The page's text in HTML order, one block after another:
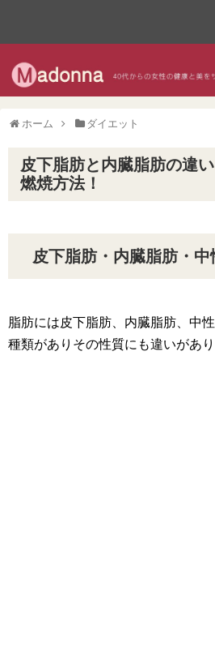
ホーム ダイエット
皮下脂肪と内臓脂肪の違
燃焼方法！
皮下脂肪・内臓脂肪・
脂肪には皮下脂肪、内臓脂肪、中
種類がありその性質にも違いがあり